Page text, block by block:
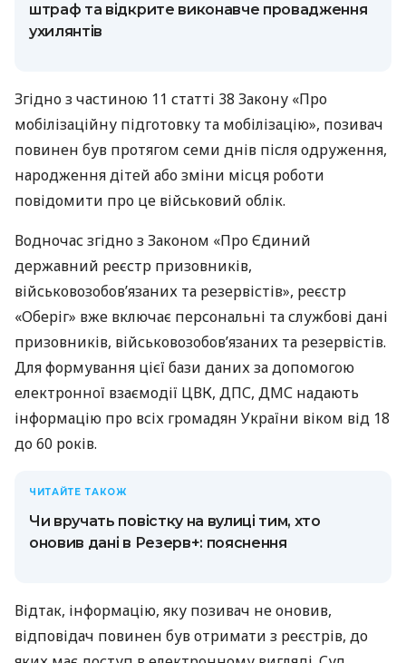
штраф та відкрите виконавче провадження
ухилянтів
Згідно з частиною 11 статті 38 Закону «Про
мобілізаційну підготовку та мобілізацію», позивач
повинен був протягом семи днів після одруження,
народження дітей або зміни місця роботи
повідомити про це військовий облік.
Водночас згідно з Законом «Про Єдиний
державний реєстр призовників,
військовозобов’язаних та резервістів», реєстр
«Оберіг» вже включає персональні та службові дані
призовників, військовозобов’язаних та резервістів.
Для формування цієї бази даних за допомогою
електронної взаємодії ЦВК, ДПС, ДМС надають
інформацію про всіх громадян України віком від 18
до 60 років.
ЧИТАЙТЕ ТАКОЖ
Чи вручать повістку на вулиці тим, хто
оновив дані в Резерв+: пояснення
Відтак, інформацію, яку позивач не оновив,
відповідач повинен був отримати з реєстрів, до